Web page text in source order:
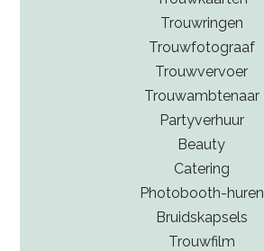
Trouwringen
Trouwfotograaf
Trouwvervoer
Trouwambtenaar
Partyverhuur
Beauty
Catering
Photobooth-huren
Bruidskapsels
Trouwfilm